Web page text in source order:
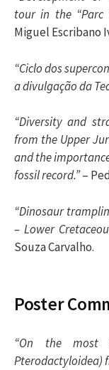
tour in the “Parc
Miguel Escribano
“Ciclo dos
a divulgação da
“Diversity and
from the Upper
and the
fossil record.”–
“Dinosaur
– Lower
Souza Carvalho.
Poster
“On the most
Pterodactyloidea)